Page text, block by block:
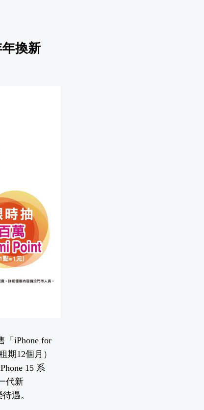
換新
「iPhone for
期12個月）
15 系
代新
遇。